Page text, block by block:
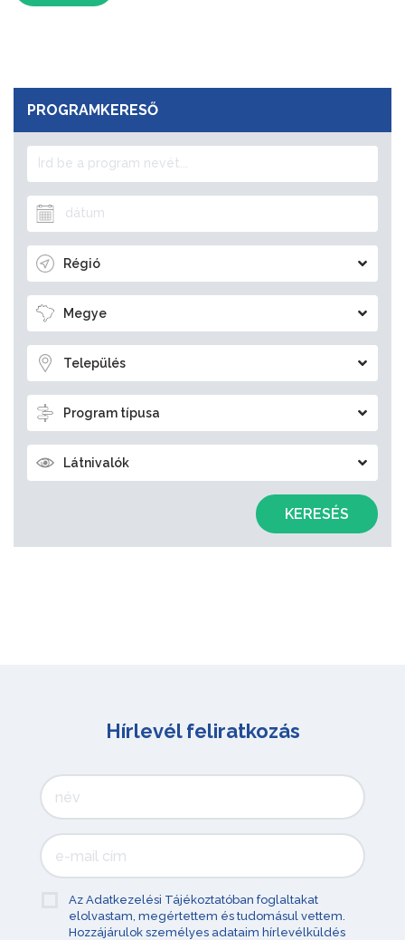
PROGRAMKERESŐ
Régió
Megye
Település
Program típusa
Látnivalók
KERESÉS
Hírlevél feliratkozás
Az Adatkezelési Tájékoztatóban foglaltakat
elolvastam, megértettem és tudomásul vettem.
Hozzájárulok személyes adataim hírlevélküldés